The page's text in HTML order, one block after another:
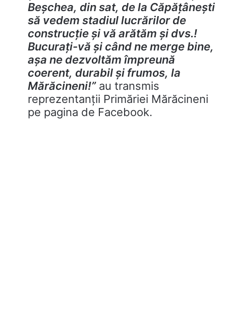
Beșchea, din sat, de la Căpățânești
să vedem stadiul lucrărilor de
construcție și vă arătăm și dvs.!
Bucurați-vă și când ne merge bine,
așa ne dezvoltăm împreună
coerent, durabil și frumos, la
Mărăcineni!”au transmis
reprezentanții Primăriei Mărăcineni
pe pagina de Facebook.